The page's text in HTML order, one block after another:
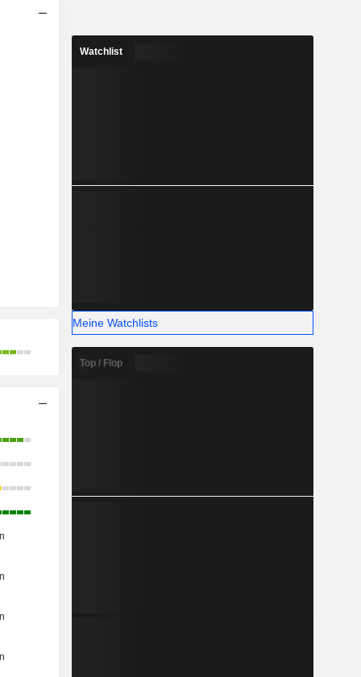
Watchlist
Meine Watchlists
Top / Flop